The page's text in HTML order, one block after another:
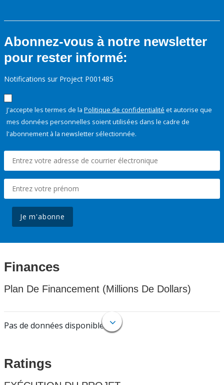
Abonnez-vous à notre newsletter
pour rester informé:
Notifications sur Project P001485
J'accepte les termes de la Politique de confidentialité et autorise que
mes données personnelles soient utilisées dans le cadre de
l'abonnement à la newsletter sélectionnée.
Je m'abonne
Finances
Plan De Financement (Millions De Dollars)
Pas de données disponibles.
Ratings